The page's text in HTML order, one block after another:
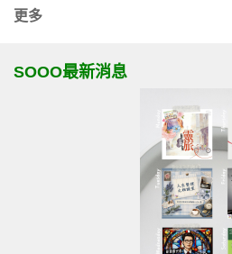
更多
SOOO最新消息